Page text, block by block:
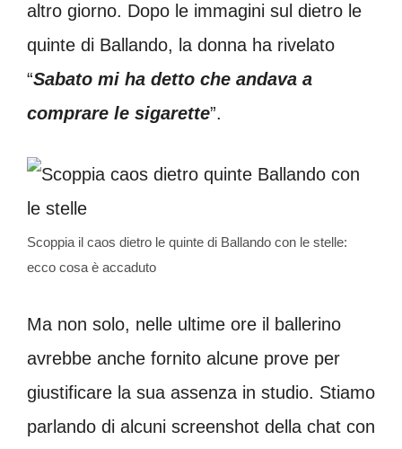
altro giorno. Dopo le immagini sul dietro le
quinte di Ballando, la donna ha rivelato
“Sabato mi ha detto che andava a
comprare le sigarette”.
Scoppia il caos dietro le quinte di Ballando con le stelle:
ecco cosa è accaduto
Ma non solo, nelle ultime ore il ballerino
avrebbe anche fornito alcune prove per
giustificare la sua assenza in studio. Stiamo
parlando di alcuni screenshot della chat con